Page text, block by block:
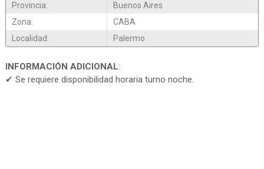
Provincia:
Buenos Aires
Zona:
CABA
Localidad:
Palermo
INFORMACIÓN ADICIONAL:
✔ Se requiere disponibilidad horaria turno noche.